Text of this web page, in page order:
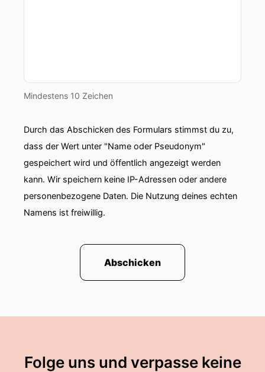
Mindestens 10 Zeichen
Durch das Abschicken des Formulars stimmst du zu,
dass der Wert unter "Name oder Pseudonym"
gespeichert wird und öffentlich angezeigt werden
kann. Wir speichern keine IP-Adressen oder andere
personenbezogene Daten. Die Nutzung deines echten
Namens ist freiwillig.
Abschicken
Folge uns und verpasse keine